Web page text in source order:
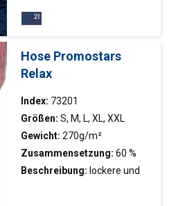
dekoratives Metallschloss;
Schulterband
Hose Promostars
Relax
Index: 73201
Größen: S, M, L, XL, XXL
Gewicht: 270g/m²
Zusammensetzung: 60 %
Baumwolle, 40 % Polyester
Beschreibung: lockere und